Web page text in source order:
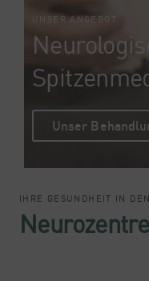
UNSER ANGEBOT
Unser
IHRE GESUNDHEIT IN